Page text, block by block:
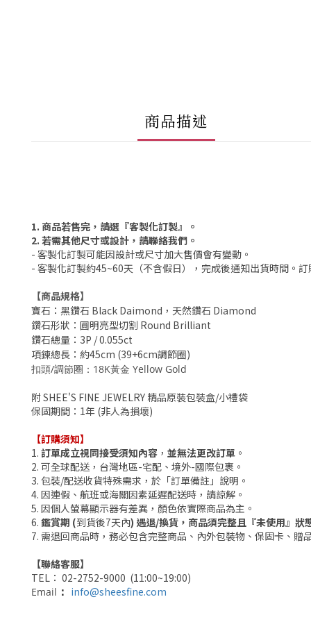
商品描述
1. 商品若售完，請選『客製化訂製』。
2. 若需其他尺寸或設計，請聯絡我們。
- 客製化訂製可能因設計或尺寸加大售價會有變動。
- 客製化訂製約45~60天（不含假日），完成後通知出貨時間。
【商品規格】
寶石：黑鑽石 Black Daimond，天然鑽石 Diamond
鑽石形狀： 圓明亮型切割 Round Brilliant
鑽石總量 ：3P / 0.055ct
項鍊總長 ：約45cm (39+6cm調節圈)
扣頭/調節圈 ：18K黃金 Yellow Gold
附 SHEE'S FINE JEWELRY 精品原裝包裝盒/小禮袋
保固期間：1年 (非人為損壞)
【訂購須知】
1. 訂單成立視同接受須知內容 ， 並無法更改訂單 。
2. 可全球配送，台灣地區-宅配、境外-國際包裹。
3. 包裝/配送收貨特殊需求，於「訂單備註」說明。
4. 因連假、航班或海關因素延遲配送時，請諒解。
5. 因個人螢幕顯示器有差異，顏色依實際商品為主。
6. 鑑賞期 (到貨後7天內) 遇退/換貨，商品須完整且『未使用』狀
7. 需退回商品時，務必包含完整商品、內外包裝物、保固卡、贈
【聯絡客服】
TEL： 02-2752-9000 (11:00~19:00)
Email ： info@sheesfine.com